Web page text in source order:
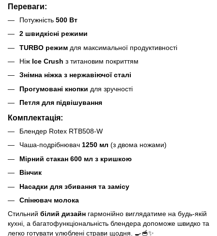
Переваги:
Потужність 500 Вт
2 швидкісні режими
TURBO режим для максимальної продуктивності
Ніж Ice Crush з титановим покриттям
Знімна ніжка з нержавіючої сталі
Прогумовані кнопки для зручності
Петля для підвішування
Комплектація:
Блендер Rotex RTB508-W
Чаша-подрібнювач 1250 мл (з двома ножами)
Мірний стакан 600 мл з кришкою
Вінчик
Насадки для збивання та замісу
Спінювач молока
Стильний білий дизайн гармонійно виглядатиме на будь-якій
кухні, а багатофункціональність блендера допоможе швидко та
легко готувати улюблені страви щодня. 🍳🥣✨